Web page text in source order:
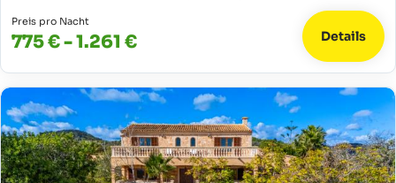
Preis pro Nacht
775 € - 1.261 € Details